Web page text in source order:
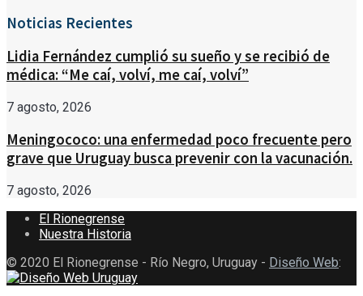
Noticias Recientes
Lidia Fernández cumplió su sueño y se recibió de
médica: “Me caí, volví, me caí, volví”
7 agosto, 2026
Meningococo: una enfermedad poco frecuente pero
grave que Uruguay busca prevenir con la vacunación.
7 agosto, 2026
El Rionegrense
Nuestra Historia
© 2020 El Rionegrense - Río Negro, Uruguay - Diseño Web: